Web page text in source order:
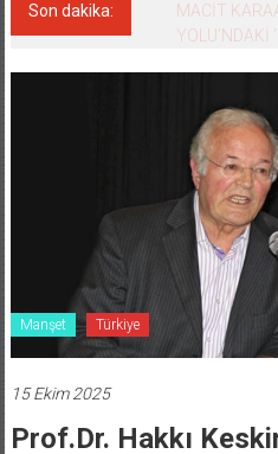
Son dakika:
MACİT
YOLU’NDAKİ
Manşet Türkiye
15 Ekim 2025
Prof.Dr. Hakkı